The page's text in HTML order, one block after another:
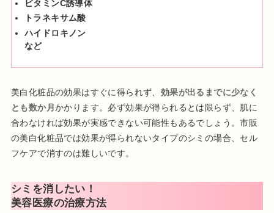
ビタミンC誘導体
トラネキサム酸
ハイドロキノン
など
美白化粧品の効果はすぐに得られず、 効果が出るまでに少なく
とも数か月 かかります。必ず効果が得られるとは限らず、肌に
合わなければ効果が実感できない可能性もあるでしょう。市販
の美白化粧品では効果が得られないタイプのシミの場合、セル
フケアで消すのは難しいです。
シミを消したい！
美容医療の治療方法